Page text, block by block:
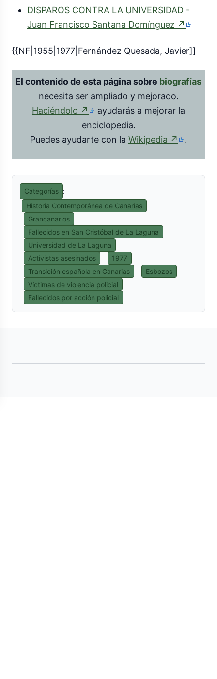
externo)
DISPAROS CONTRA LA UNIVERSIDAD -
Juan Francisco Santana Domínguez ↗ (enlace
{{NF|1955|1977|Fernández Quesada, Javier]]
El contenido de esta página sobre biografías
necesita ser ampliado y mejorado.
Haciéndolo ↗ (enlace
externo)
ayudarás a mejorar la
enciclopedia.
Puedes ayudarte con la Wikipedia ↗ (enlace
.
Categorías :
Historia Contemporánea de Canarias
Grancanarios
Fallecidos en San Cristóbal de La Laguna
Universidad de La Laguna
Activistas asesinados
1977
Transición española en Canarias
Esbozos
Víctimas de violencia policial
Fallecidos por acción policial